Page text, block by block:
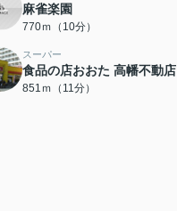
麻雀楽園
770ｍ（10分）
スーパー
食品の店おおた 高幡不動店
851ｍ（11分）